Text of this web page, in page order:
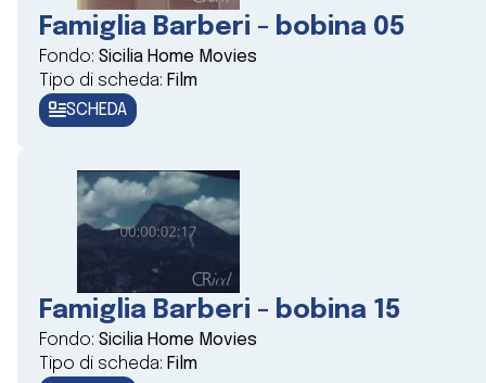
Famiglia Barberi - bobina 05
Fondo: Sicilia Home Movies
Tipo di scheda: Film
SCHEDA
Famiglia Barberi - bobina 15
Fondo: Sicilia Home Movies
Tipo di scheda: Film